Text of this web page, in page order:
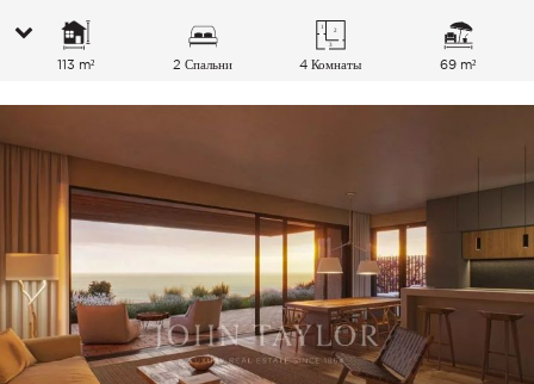
113 m² 2 Спальни 4 Комнаты 69 m²